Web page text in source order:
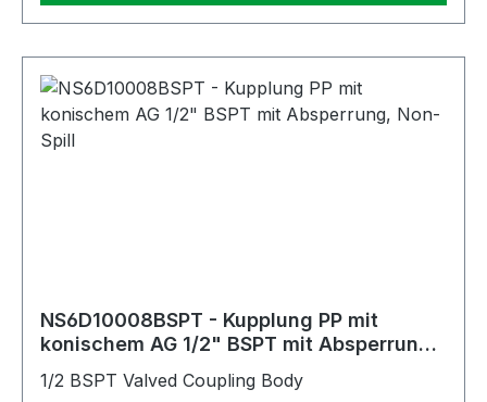
NS6D10008BSPT - Kupplung PP mit
konischem AG 1/2" BSPT mit Absperrung,
1/2 BSPT Valved Coupling Body